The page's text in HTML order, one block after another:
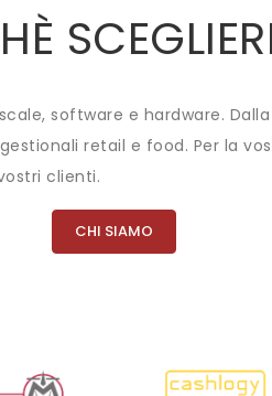
software e hardware.
retail e food. Per la
clienti.
CHI SIAMO